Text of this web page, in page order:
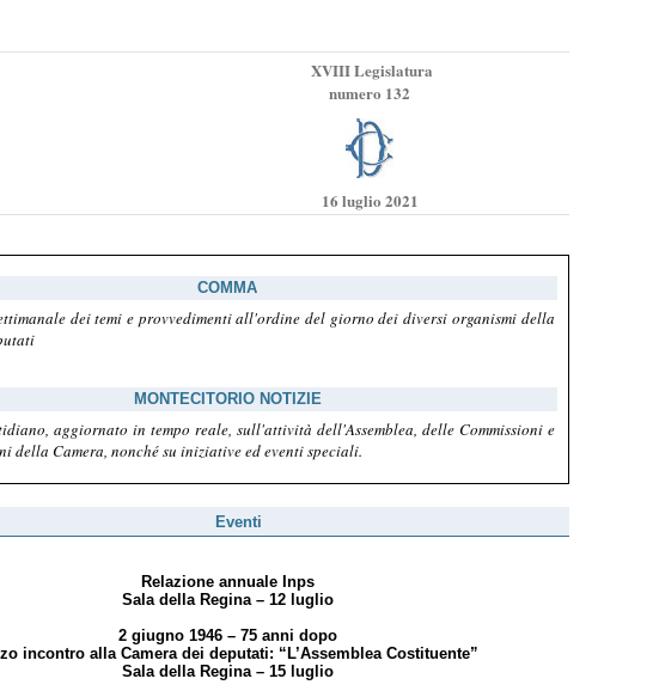
XVIII Legislatura
numero 132
16 luglio 2021
COMMA
dei temi e provvedimenti all'ordine del giorno dei diversi organismi della
MONTECITORIO NOTIZIE
aggiornato in tempo reale, sull'attività dell'Assemblea, delle Commissioni e
della Camera, nonché su iniziative ed eventi speciali.
Eventi
Relazione annuale Inps
Sala della Regina – 12 luglio
2 giugno 1946 – 75 anni dopo
incontro alla Camera dei deputati: “L’Assemblea Costituente”
Sala della Regina – 15 luglio